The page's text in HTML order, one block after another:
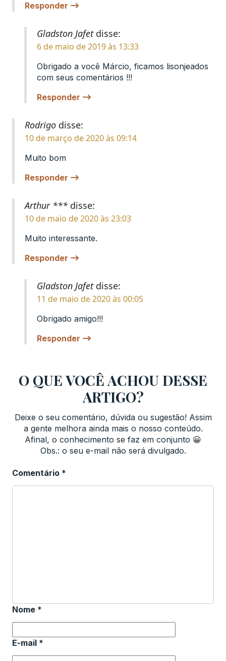
Responder
Gladston Jafet disse:
6 de maio de 2019 às 13:33
Obrigado a você Márcio, ficamos lisonjeados
com seus comentários !!!
Responder
Rodrigo disse:
10 de março de 2020 às 09:14
Muito bom
Responder
Arthur *** disse:
10 de maio de 2020 às 23:03
Muito interessante.
Responder
Gladston Jafet disse:
11 de maio de 2020 às 00:05
Obrigado amigo!!!
Responder
O QUE VOCÊ ACHOU DESSE
ARTIGO?
Deixe o seu comentário, dúvida ou sugestão! Assim
a gente melhora ainda mais o nosso conteúdo.
Afinal, o conhecimento se faz em conjunto 😀
Obs.: o seu e-mail não será divulgado.
Comentário *
Nome *
E-mail *